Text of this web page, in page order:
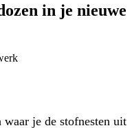
in je nieuwe
waar je de stofnesten uit